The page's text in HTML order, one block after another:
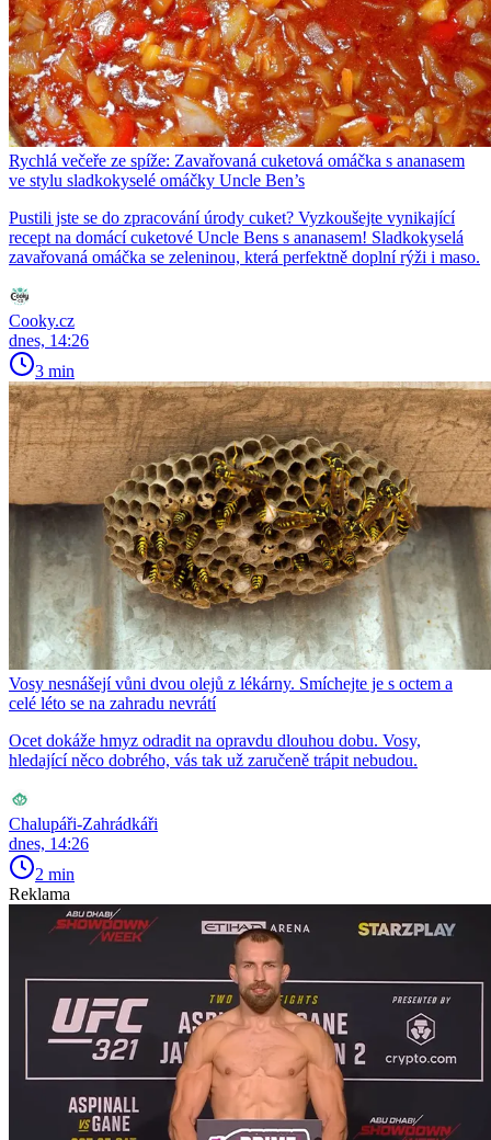
Rychlá večeře ze spíže: Zavařovaná cuketová omáčka s ananasem
ve stylu sladkokyselé omáčky Uncle Ben’s
Pustili jste se do zpracování úrody cuket? Vyzkoušejte vynikající
recept na domácí cuketové Uncle Bens s ananasem! Sladkokyselá
zavařovaná omáčka se zeleninou, která perfektně doplní rýži i maso.
Cooky.cz
dnes, 14:26
3 min
Vosy nesnášejí vůni dvou olejů z lékárny. Smíchejte je s octem a
celé léto se na zahradu nevrátí
Ocet dokáže hmyz odradit na opravdu dlouhou dobu. Vosy,
hledající něco dobrého, vás tak už zaručeně trápit nebudou.
Chalupáři-Zahrádkáři
dnes, 14:26
2 min
Reklama